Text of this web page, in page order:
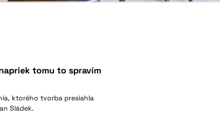
tomu to spravím
ktorého tvorba presiahla
Sládek.